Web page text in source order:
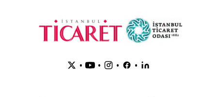
• • • •